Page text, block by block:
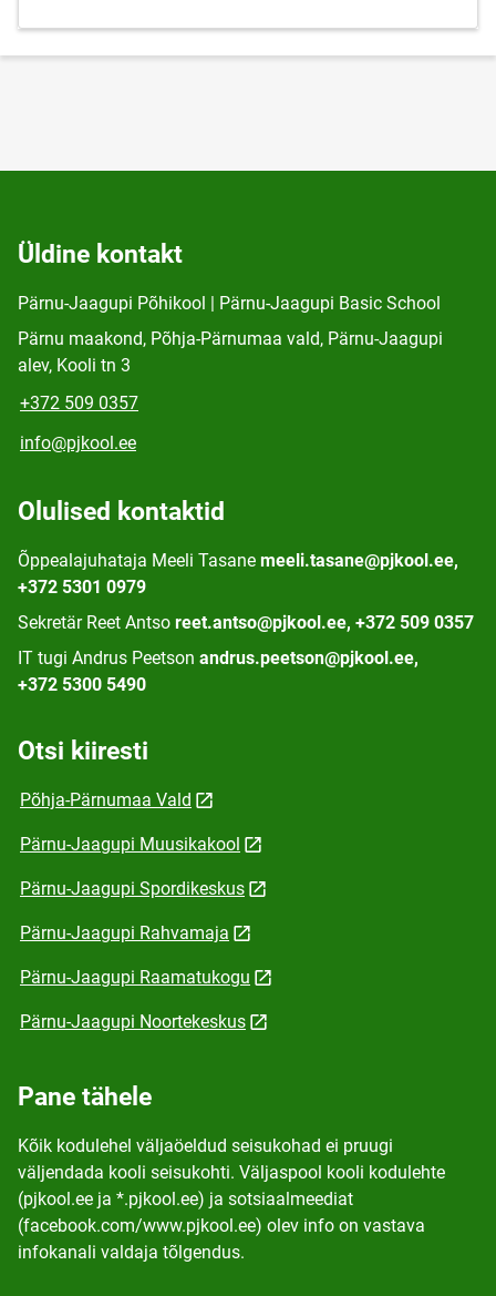
Üldine kontakt
Pärnu-Jaagupi Põhikool | Pärnu-Jaagupi Basic School
Pärnu maakond, Põhja-Pärnumaa vald, Pärnu-Jaagupi
alev, Kooli tn 3
+372 509 0357
info@pjkool.ee
Olulised kontaktid
Õppealajuhataja Meeli Tasane meeli.tasane@pjkool.ee,
+372 5301 0979
Sekretär Reet Antso reet.antso@pjkool.ee, +372 509 0357
IT tugi Andrus Peetson andrus.peetson@pjkool.ee,
+372 5300 5490
Otsi kiiresti
Põhja-Pärnumaa Vald
Pärnu-Jaagupi Muusikakool
Pärnu-Jaagupi Spordikeskus
Pärnu-Jaagupi Rahvamaja
Pärnu-Jaagupi Raamatukogu
Pärnu-Jaagupi Noortekeskus
Pane tähele
Kõik kodulehel väljaöeldud seisukohad ei pruugi
väljendada kooli seisukohti. Väljaspool kooli kodulehte
(pjkool.ee ja *.pjkool.ee) ja sotsiaalmeediat
(facebook.com/www.pjkool.ee) olev info on vastava
infokanali valdaja tõlgendus.